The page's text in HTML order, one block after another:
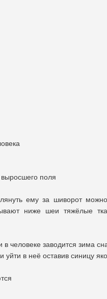
выросшего поля
ему за шиворот
ниже шеи тяжёлые
в человеке заводится зима
уйти в неё оставив синицу